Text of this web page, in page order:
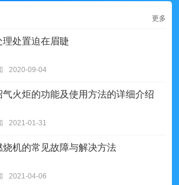
更多
理处置迫在眉睫
2020-09-04
气火炬的功能及使用方法的详细介绍
2021-01-31
烧机的常见故障与解决方法
2021-04-06